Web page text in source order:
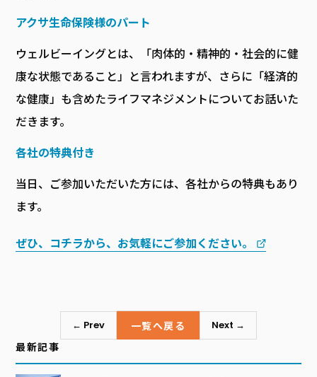
アクサ生命保険様のパート
ウェルビーイングとは、「肉体的・精神的・社会的に健
康な状態であること」と言われますが、さらに「経済的
な健康」も含めたライフマネジメントについてお話いた
だきます。
各社の特典付き
当日、ご参加いただいた方には、各社からの特典もあり
ます。
ぜひ、コチラから、お気軽にご参加ください。
← Prev 一覧へ戻る Next →
最新記事